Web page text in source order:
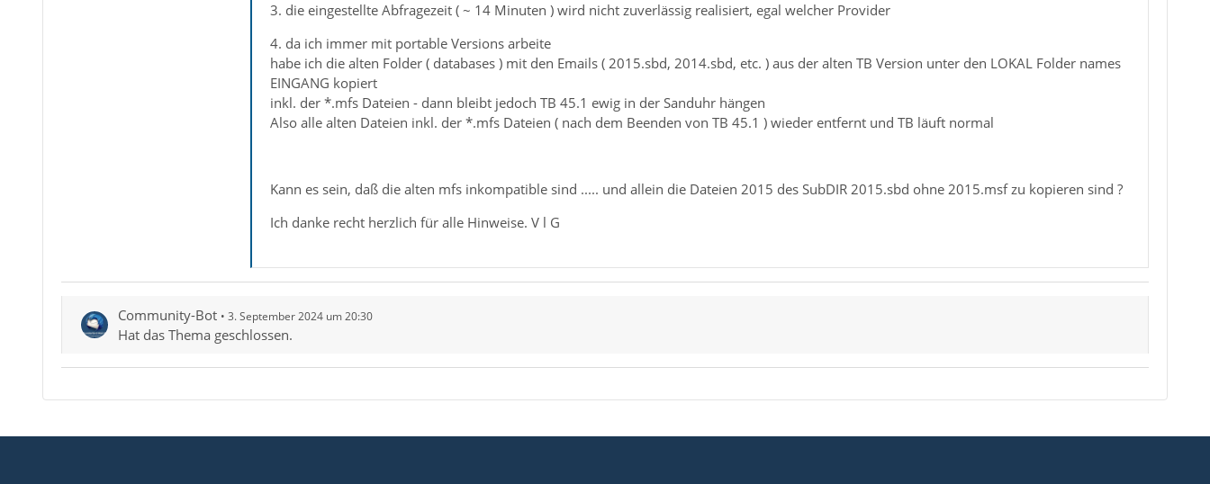
3. die eingestellte Abfragezeit ( ~ 14 Minuten ) wird nicht zuverlässig realisiert, egal welcher Provider
4. da ich immer mit portable Versions arbeite
habe ich die alten Folder ( databases ) mit den Emails ( 2015.sbd, 2014.sbd, etc. ) aus der alten TB Version unter den LOKAL Folder names
EINGANG kopiert
inkl. der *.mfs Dateien - dann bleibt jedoch TB 45.1 ewig in der Sanduhr hängen
Also alle alten Dateien inkl. der *.mfs Dateien ( nach dem Beenden von TB 45.1 ) wieder entfernt und TB läuft normal
Kann es sein, daß die alten mfs inkompatible sind ..... und allein die Dateien 2015 des SubDIR 2015.sbd ohne 2015.msf zu kopieren sind ?
Ich danke recht herzlich für alle Hinweise. V l G
Community-Bot 3. September 2024 um 20:30
Hat das Thema geschlossen.